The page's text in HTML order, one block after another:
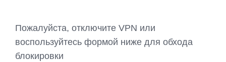
Пожалуйста, отключите VPN или
воспользуйтесь формой ниже для обхода
блокировки